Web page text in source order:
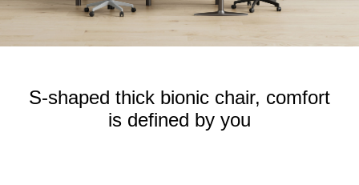
S-shaped thick bionic chair, comfort
is defined by you